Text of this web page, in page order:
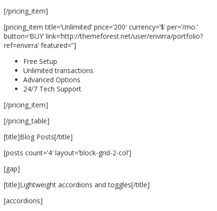
[/pricing_item]
[pricing_item title=’Unlimited’ price=’200′ currency=’$’ per=’/mo.’
button=’BUY’ link=’http://themeforest.net/user/envirra/portfolio?
ref=envirra’ featured=”]
Free Setup
Unlimited transactions
Advanced Options
24/7 Tech Support
[/pricing_item]
[/pricing_table]
[title]Blog Posts[/title]
[posts count=’4′ layout=’block-grid-2-col’]
[gap]
[title]Lightweight accordions and toggles[/title]
[accordions]